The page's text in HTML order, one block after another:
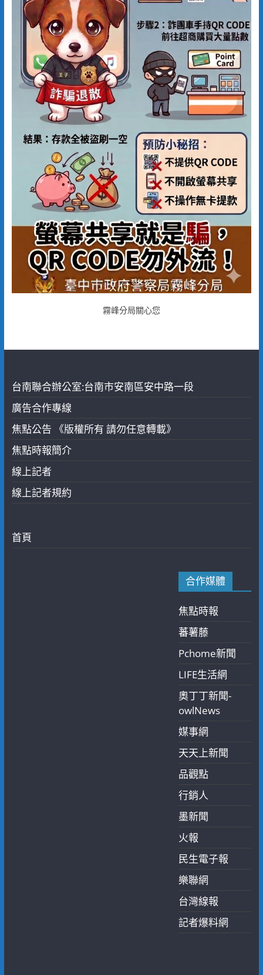
霧峰分局關心您
台南聯合辦公室:台南市安南區安中路一段
廣告合作專線
焦點公告 《版權所有 請勿任意轉載》
焦點時報簡介
線上記者
線上記者規約
首頁
合作媒體
焦點時報
蕃薯藤
Pchome新聞
LIFE生活網
奧丁丁新聞-
owlNews
媒事網
天天上新聞
品觀點
行銷人
墨新聞
火報
民生電子報
樂聯網
台灣線報
記者爆料網